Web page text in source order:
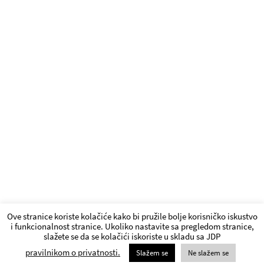
Ove stranice koriste kolačiće kako bi pružile bolje korisničko iskustvo
i funkcionalnost stranice. Ukoliko nastavite sa pregledom stranice,
slažete se da se kolačići iskoriste u skladu sa JDP
pravilnikom o privatnosti.
Slažem se Ne slažem se